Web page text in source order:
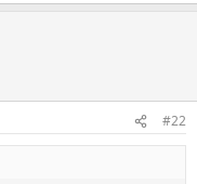
#22